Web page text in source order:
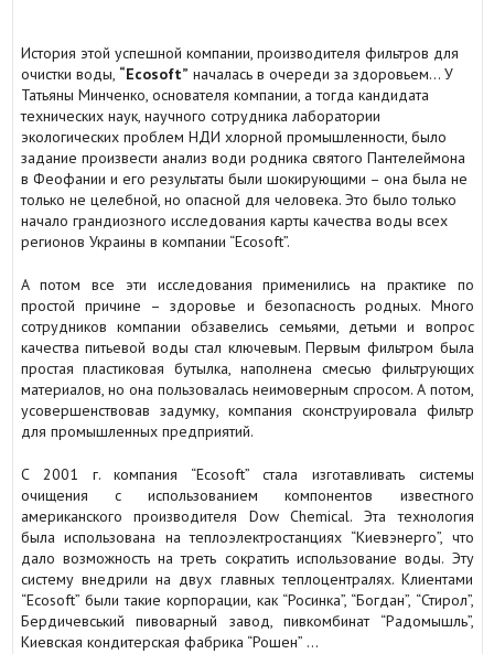
История этой успешной компании, производителя фильтров для
очистки воды, “Ecosoft” началась в очереди за здоровьем… У
Татьяны Минченко, основателя компании, а тогда кандидата
технических наук, научного сотрудника лаборатории
экологических проблем НДИ хлорной промышленности, было
задание произвести анализ води родника святого Пантелеймона
в Феофании и его результаты были шокирующими – она была не
только не целебной, но опасной для человека. Это было только
начало грандиозного исследования карты качества воды всех
регионов Украины в компании “Ecosoft”.
А потом все эти исследования применились на практике по
простой причине – здоровье и безопасность родных. Много
сотрудников компании обзавелись семьями, детьми и вопрос
качества питьевой воды стал ключевым. Первым фильтром была
простая пластиковая бутылка, наполнена смесью фильтрующих
материалов, но она пользовалась неимоверным спросом. А потом,
усовершенствовав задумку, компания сконструировала фильтр
для промышленных предприятий.
С 2001 г. компания “Ecosoft” стала изготавливать системы
очищения с использованием компонентов известного
американского производителя Dow Chemical. Эта технология
была использована на теплоэлектростанциях “Киевэнерго”, что
дало возможность на треть сократить использование воды. Эту
систему внедрили на двух главных теплоцентралях. Клиентами
“Ecosoft” были такие корпорации, как “Росинка”, “Богдан”, “Стирол”,
Бердичевський пивоварный завод, пивкомбинат “Радомышль”,
Киевская кондитерская фабрика “Рошен” …